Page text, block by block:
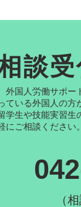
外国人労働サポー
ている外国人の方
学生や技能実習生
にご相談ください。
談
（